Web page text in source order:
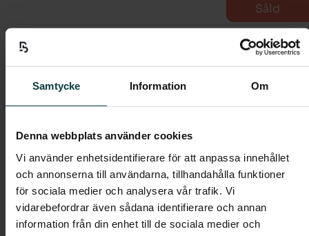
Samtycke Information Om
Denna webbplats använder cookies
Vi använder enhetsidentifierare för att anpassa innehållet
och annonserna till användarna, tillhandahålla funktioner
för sociala medier och analysera vår trafik. Vi
vidarebefordrar även sådana identifierare och annan
information från din enhet till de sociala medier och
Såld
25
5 rum och kök
Välkommen till denna rymliga femma om 96 kvm
I entrén möts du av ett praktiskt klinkergolv i grått,
och en stor garderob som döljer dina ytterkläder med
praktiska skjutdörrar.
Hallen tar dig vidare in i det rymliga vardagsrummet i